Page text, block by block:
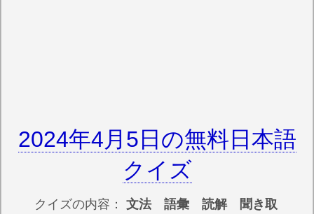
2024年4月5日の無料日本語
クイズ
クイズの内容： 文法 語彙 読解 聞き取